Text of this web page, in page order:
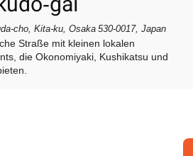
Kita‑ku, Osaka 530‑0017, Japan
Straße mit kleinen lokalen
die Okonomiyaki, Kushikatsu und